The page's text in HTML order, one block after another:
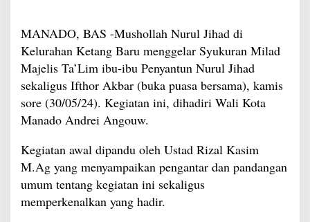
Rukun
Bersama
MANADO, BAS -Mushollah Nurul Jihad di
Kelurahan Ketang Baru menggelar Syukuran Milad
Majelis Ta’Lim ibu-ibu Penyantun Nurul Jihad
sekaligus Ifthor Akbar (buka puasa bersama), kamis
sore (30/05/24). Kegiatan ini, dihadiri Wali Kota
Manado Andrei Angouw.
Kegiatan awal dipandu oleh Ustad Rizal Kasim
M.Ag yang menyampaikan pengantar dan pandangan
umum tentang kegiatan ini sekaligus
memperkenalkan yang hadir.